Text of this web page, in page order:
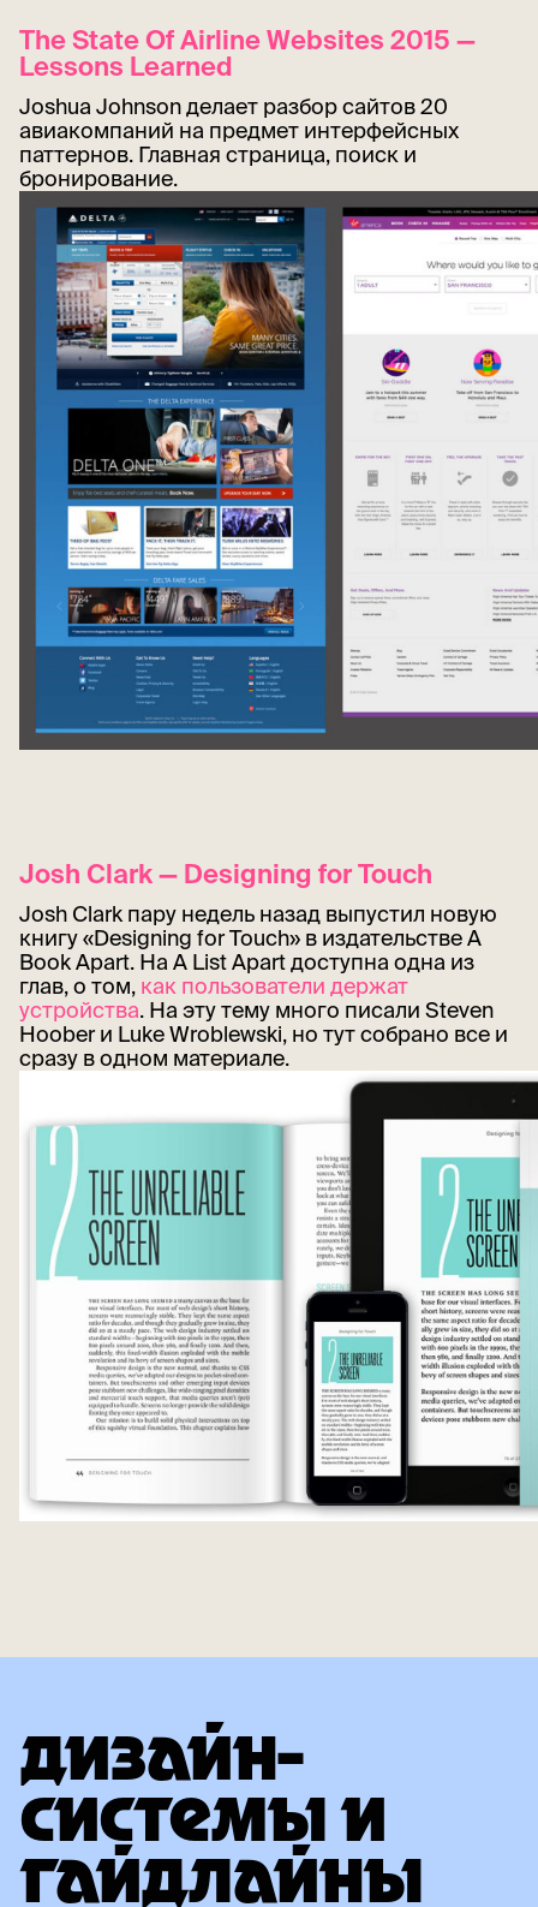
ДИЗАЙН-
СИСТЕМЫ И
ГАЙДЛАЙНЫ
The State Of Airline Websites 2015 —
Lessons Learned
Joshua Johnson делает разбор сайтов 20
авиакомпаний на предмет интерфейсных
паттернов. Главная страница, поиск и
бронирование.
Josh Clark — Designing for Touch
Josh Clark пару недель назад выпустил новую
книгу «Designing for Touch» в издательстве A
Book Apart. На A List Apart доступна одна из
глав, о том, как пользователи держат
устройства. На эту тему много писали Steven
Hoober и Luke Wroblewski, но тут собрано все и
сразу в одном материале.